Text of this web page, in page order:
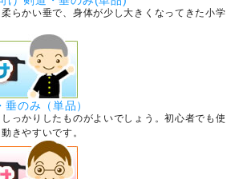
らかい垂で、身体が少し大きくなってきた小学
のみ（単品）
っかりしたものがよいでしょう。初心者でも使
きやすいです。